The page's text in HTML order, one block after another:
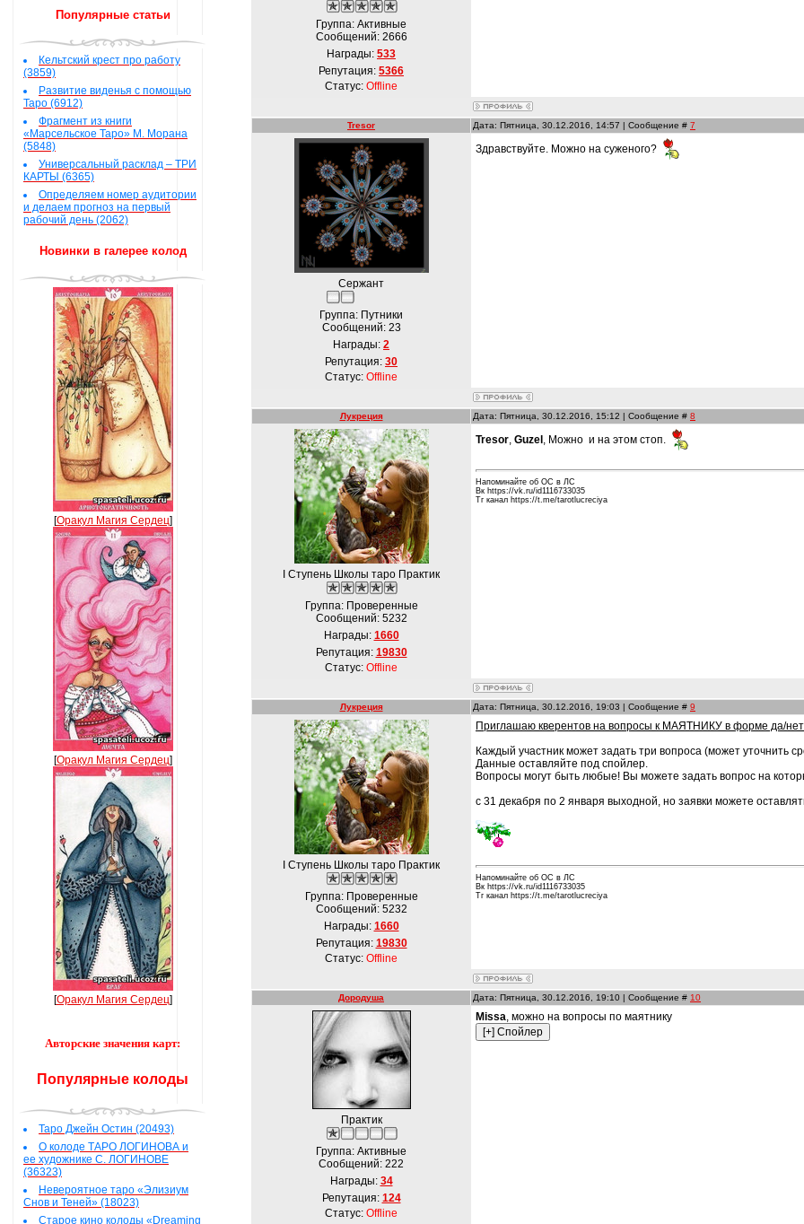
Популярные статьи
Кельтский крест про работу
(3859)
Развитие виденья с помощью
Таро (6912)
Фрагмент из книги
«Марсельское Таро» М. Морана
(5848)
Универсальный расклад – ТРИ
КАРТЫ (6365)
Определяем номер аудитории
и делаем прогноз на первый
рабочий день (2062)
Новинки в галерее колод
[Оракул Магия Сердец]
[Оракул Магия Сердец]
[Оракул Магия Сердец]
Авторские значения карт:
Популярные колоды
Таро Джейн Остин (20493)
О колоде ТАРО ЛОГИНОВА и
ее художнике С. ЛОГИНОВЕ
(36323)
Невероятное таро «Элизиум
Снов и Теней» (18023)
Старое кино колоды «Dreaming
Группа: Активные
Сообщений: 2666
Награды: 533
Репутация: 5366
Статус: Offline
Tresor Дата: Пятница, 30.12.2016, 14:57 | Сообщение # 7
Сержант
Группа: Путники
Сообщений: 23
Награды: 2
Репутация: 30
Статус: Offline
Здравствуйте. Можно на суженого?
Лукреция Дата: Пятница, 30.12.2016, 15:12 | Сообщение # 8
I Ступень Школы таро Практик
Группа: Проверенные
Сообщений: 5232
Награды: 1660
Репутация: 19830
Статус: Offline
Tresor Guzel , Можно и на этом стоп.
Напоминайте об ОС в ЛС
Вк https://vk.ru/id1116733035
Тг канал https://t.me/tarotlucreciya
Лукреция Дата: Пятница, 30.12.2016, 19:03 | Сообщение # 9
I Ступень Школы таро Практик
Группа: Проверенные
Сообщений: 5232
Награды: 1660
Репутация: 19830
Статус: Offline
Приглашаю кверентов на вопросы к МАЯТНИКУ в форме да/
Каждый участник может задать три вопроса (может уточнить
Данные оставляйте под спойлер.
Вопросы могут быть любые! Вы можете задать вопрос на
с 31 декабря по 2 января выходной, но заявки можете
Напоминайте об ОС в ЛС
Вк https://vk.ru/id1116733035
Тг канал https://t.me/tarotlucreciya
Дородуша Дата: Пятница, 30.12.2016, 19:10 | Сообщение # 10
Практик
Группа: Активные
Сообщений: 222
Награды: 34
Репутация: 124
Статус: Offline
Missa, можно на вопросы по маятнику